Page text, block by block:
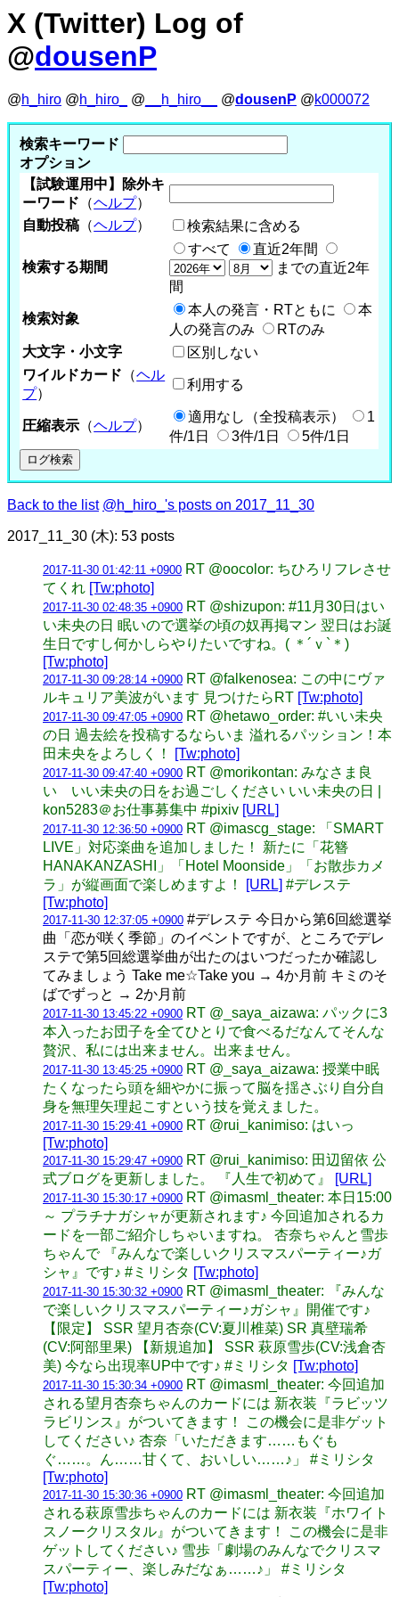
X (Twitter) Log of
@dousenP
@h_hiro @h_hiro_ @ __h_hiro__ @dousenP @k000072
検索キーワード
オプション
【試験運用中】除外キ
ーワード （ヘルプ）
自動投稿 （ヘルプ） 検索結果に含める
検索する期間
すべて
直近2年間
までの直近2年
間
検索対象
本人の発言・RTともに
本
人の発言のみ
RTのみ
大文字・小文字
区別しない
ワイルドカード （ヘル
プ）
利用する
圧縮表示 （ヘルプ）
適用なし（全投稿表示）
1
件/1日
3件/1日 5件/1日
Back to the list @h_hiro_'s posts on 2017_11_30
2017_11_30 (木): 53 posts
2017-11-30 01:42:11 +0900 RT @oocolor: ちひろリフレさせ
てくれ [Tw:photo]
2017-11-30 02:48:35 +0900 RT @shizupon: #11月30日はい
い未央の日 眠いので選挙の頃の奴再掲マン 翌日はお誕
生日ですし何かしらやりたいですね。( ＊´ｖ`＊)
[Tw:photo]
2017-11-30 09:28:14 +0900 RT @falkenosea: この中にヴァ
ルキュリア美波がいます 見つけたらRT [Tw:photo]
2017-11-30 09:47:05 +0900 RT @hetawo_order: #いい未央
の日 過去絵を投稿するならいま 溢れるパッション！本
田未央をよろしく！
[Tw:photo]
2017-11-30 09:47:40 +0900 RT @morikontan: みなさま良
い いい未央の日をお過ごしください いい未央の日 |
kon5283＠お仕事募集中 #pixiv [URL]
2017-11-30 12:36:50 +0900 RT @imascg_stage: 「SMART
LIVE」対応楽曲を追加しました！ 新たに「花簪
HANAKANZASHI」「Hotel Moonside」「お散歩カメ
ラ」が縦画面で楽しめますよ！
[URL] #デレステ
[Tw:photo]
2017-11-30 12:37:05 +0900 #デレステ 今日から第6回総選挙
曲「恋が咲く季節」のイベントですが、ところでデレ
ステで第5回総選挙曲が出たのはいつだったか確認し
てみましょう Take me☆Take you → 4か月前 キミのそ
ばでずっと → 2か月前
2017-11-30 13:45:22 +0900 RT @_saya_aizawa: パックに3
本入ったお団子を全てひとりで食べるだなんてそんな
贅沢、私には出来ません。出来ません。
2017-11-30 13:45:25 +0900 RT @_saya_aizawa: 授業中眠
たくなったら頭を細やかに振って脳を揺さぶり自分自
身を無理矢理起こすという技を覚えました。
2017-11-30 15:29:41 +0900 RT @rui_kanimiso: はいっ
[Tw:photo]
2017-11-30 15:29:47 +0900 RT @rui_kanimiso: 田辺留依 公
式ブログを更新しました。 『人生で初めて』
[URL]
2017-11-30 15:30:17 +0900 RT @imasml_theater: 本日15:00
～ プラチナガシャが更新されます♪ 今回追加されるカ
ードを一部ご紹介しちゃいますね。 杏奈ちゃんと雪歩
ちゃんで 『みんなで楽しいクリスマスパーティー♪ガ
シャ』です♪ #ミリシタ [Tw:photo]
2017-11-30 15:30:32 +0900 RT @imasml_theater: 『みんな
で楽しいクリスマスパーティー♪ガシャ』開催です♪
【限定】 SSR 望月杏奈(CV:夏川椎菜) SR 真壁瑞希
(CV:阿部里果) 【新規追加】 SSR 萩原雪歩(CV:浅倉杏
美) 今なら出現率UP中です♪ #ミリシタ [Tw:photo]
2017-11-30 15:30:34 +0900 RT @imasml_theater: 今回追加
される望月杏奈ちゃんのカードには 新衣装『ラビッツ
ラビリンス』がついてきます！ この機会に是非ゲット
してください♪ 杏奈「いただきます……もぐも
ぐ……。ん……甘くて、おいしい……♪」 #ミリシタ
[Tw:photo]
2017-11-30 15:30:36 +0900 RT @imasml_theater: 今回追加
される萩原雪歩ちゃんのカードには 新衣装『ホワイト
スノークリスタル』がついてきます！ この機会に是非
ゲットしてください♪ 雪歩「劇場のみんなでクリスマ
スパーティー、楽しみだなぁ……♪」 #ミリシタ
[Tw:photo]